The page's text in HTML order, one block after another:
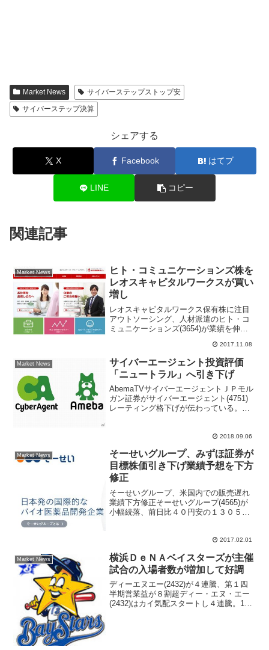
Market News
サイバーステップストップ安
サイバーステップ決算
シェアする
X Facebook はてブ
LINE コピー
関連記事
Market News
ヒト・コミュニケーションズ株を
レオスキャピタルワークスが買い
増し
レオスキャピタルワークス保有株に注目
アウトソーシング、人材派遣のヒト・コ
ミュニケーションズ(3654)が業績を伸ば
で取得してＭ＆Ａ戦略から、連結対象に
なるために売上高３００億円上乗せに。
ひふみ投信を運用す...
2017.11.08
Market News
サイバーエージェント投資評価
「ニュートラル」へ引き下げ
AbemaTVサイバーエージェントＪＰモル
ガン証券がサイバーエージェント(4751)
レーティング格下げが伝わっている。従
え「ニュートラル」へ引き下げた。アナ
2018.09.06
Market News
そーせいグループ、みずほ証券が
目標株価引き下げ業績予想を下方
修正
そーせいグループ、米国内での販売遅れ
業績下方修正そーせいグループ(4565)が
小幅続落、前日比４０円安の１３０５０
トレポートを発行したことが話題となっ
2017.02.01
Market News
横浜ＤｅＮＡベイスターズが主催
試合の入場者数が増加して好調
ディーエヌエー(2432)が４連騰、第１四
半期営業益が８割超ディー・エヌ・エー
(2432)はカイ気配スタートし４連騰。10